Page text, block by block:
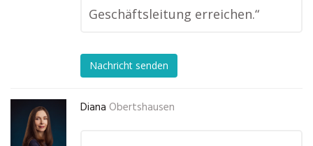
Geschäftsleitung erreichen.“
Nachricht senden
Diana Obertshausen